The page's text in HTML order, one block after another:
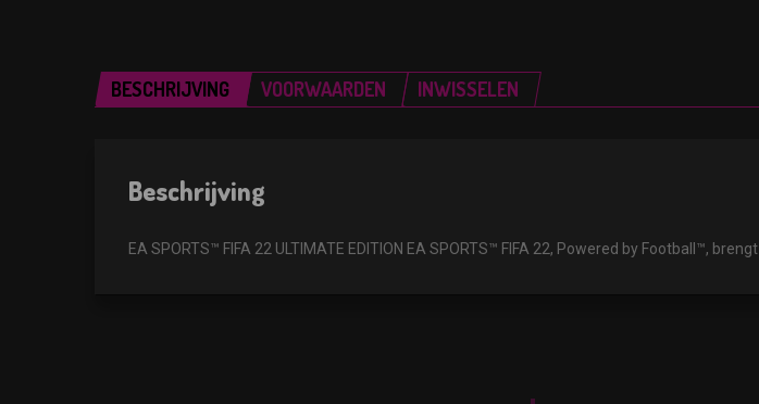
BESCHRIJVING VOORWAARDEN INWISSELEN
Beschrijving
EA SPORTS™ FIFA 22 ULTIMATE EDITION EA SPORTS™ FIFA 22, Powered by Football™,